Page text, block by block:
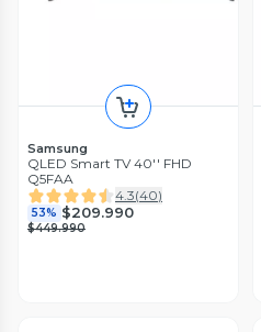
Samsung
QLED Smart TV 40'' FHD
Q5FAA
4.3(40)
53% $209.990
$449.990